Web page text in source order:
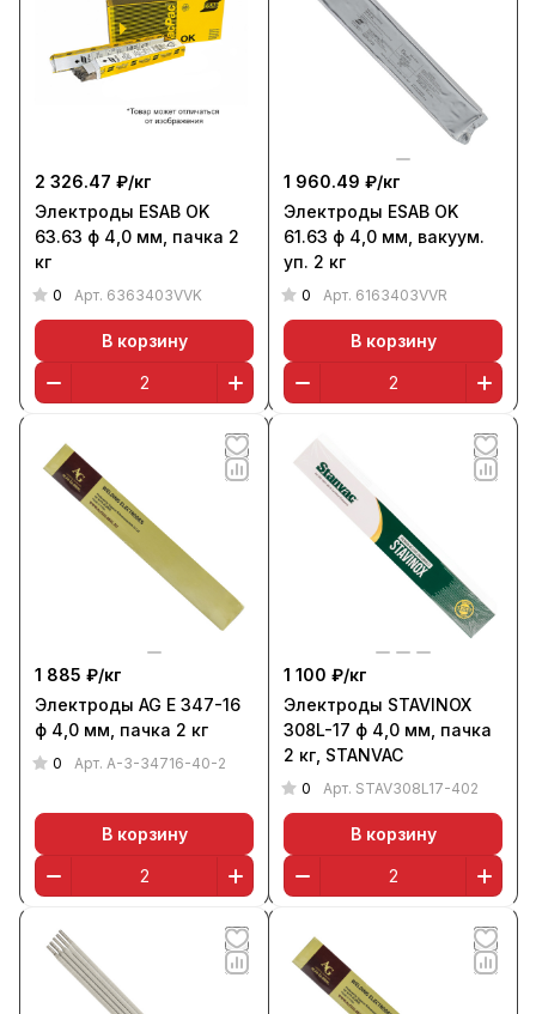
2 326.47 ₽/кг
Электроды ESAB OK
63.63 ф 4,0 мм, пачка 2
кг
0 Арт. 6363403VVK
В корзину
1 960.49 ₽/кг
Электроды ESAB OK
61.63 ф 4,0 мм, вакуум.
уп. 2 кг
0 Арт. 6163403VVR
В корзину
1 885 ₽/кг
Электроды AG E 347-16
ф 4,0 мм, пачка 2 кг
0 Арт. A-3-34716-40-2
В корзину
1 100 ₽/кг
Электроды STAVINOX
308L-17 ф 4,0 мм, пачка
2 кг, STANVAC
0 Арт. STAV308L17-402
В корзину